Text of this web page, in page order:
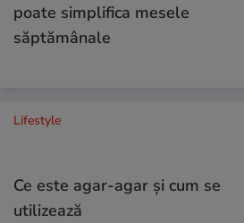
poate simplifica mesele
săptămânale
Lifestyle
Ce este agar-agar și cum se
utilizează